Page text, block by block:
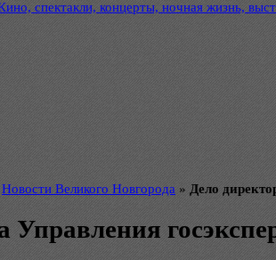
спектакли, концерты, ночная жизнь,
Новости Великого Новгорода » Дело
Управления